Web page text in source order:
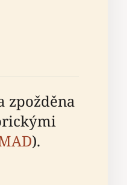
zpožděna
).